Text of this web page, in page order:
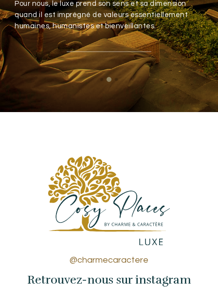
Pour nous, le luxe prend son sens et sa dimension
quand il est imprégné de valeurs essentiellement
humaines, humanistes et bienveillantes.
@charmecaractere
Retrouvez-nous sur instagram